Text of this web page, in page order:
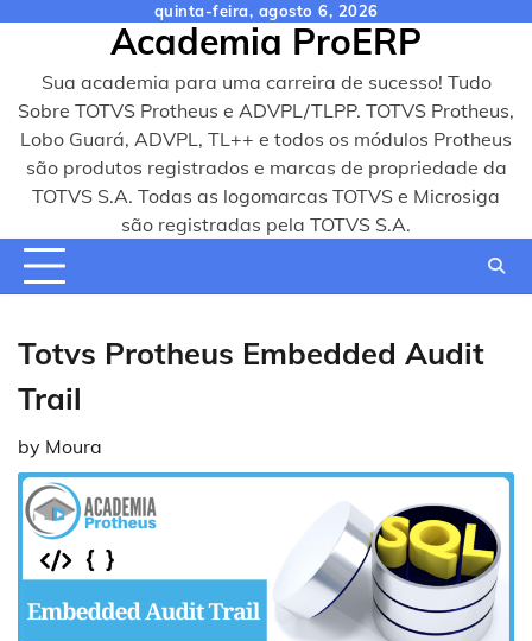
content
quinta-feira, agosto 6, 2026
Academia ProERP
Sua academia para uma carreira de sucesso! Tudo
Sobre TOTVS Protheus e ADVPL/TLPP. TOTVS Protheus,
Lobo Guará, ADVPL, TL++ e todos os módulos Protheus
são produtos registrados e marcas de propriedade da
TOTVS S.A. Todas as logomarcas TOTVS e Microsiga
são registradas pela TOTVS S.A.
Totvs Protheus Embedded Audit
Trail
by Moura